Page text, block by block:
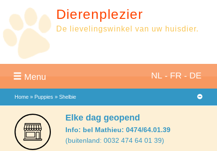
Dierenplezier
De lievelingswinkel van uw huisdier.
Menu NL - FR - DE
Home » Puppies » Shelbie
Elke dag geopend
Info: bel Mathieu: 0474/64.01.39
(buitenland: 0032 474 64 01 39)